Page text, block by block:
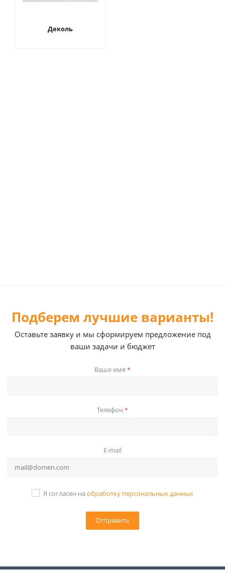
Деколь
Подберем лучшие варианты!
Оставьте заявку и мы сформируем предложение под
ваши задачи и бюджет
Ваше имя *
Телефон *
E-mail
Я согласен на обработку персональных данных